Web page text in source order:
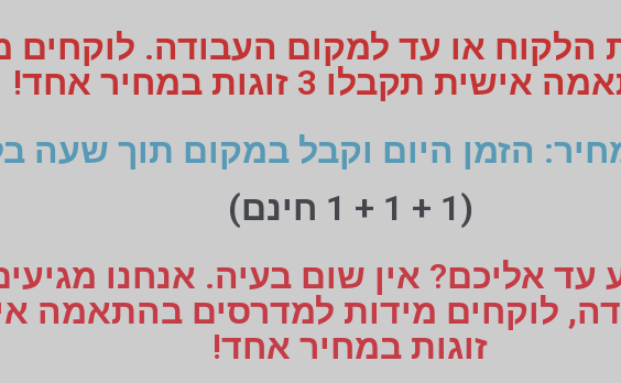
הלקוח או עד למקום העבודה. לוקחים
תקבלו 3 זוגות במחיר אחד!
הזמן היום וקבל במקום תוך שעה
(1 + 1 + 1 חינם)
עד אליכם? אין שום בעיה. אנחנו
זוגות במחיר אחד!